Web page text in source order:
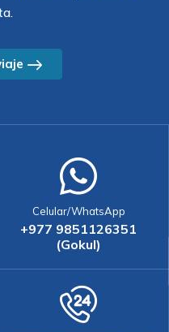
Celular/WhatsApp
+977 9851126351
(Gokul)